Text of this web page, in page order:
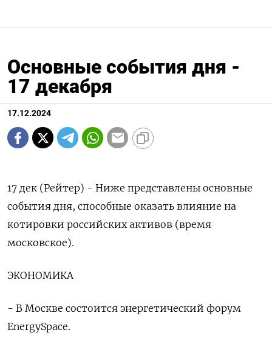
Основные события дня -
17 декабря
17.12.2024
17 дек (Рейтер) - Ниже представлены основные
события дня, способные оказать влияние на
котировки российских активов (время
московское).
ЭКОНОМИКА
- В Москве состоится энергетический форум
EnergySpace.